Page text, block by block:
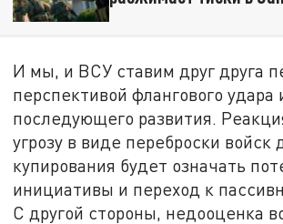
И мы, и ВСУ ставим друг друга
перспективой флангового удара
последующего развития.
угрозу в виде переброски войск
купирования будет означать
инициативы и переход к
С другой стороны, недооценка